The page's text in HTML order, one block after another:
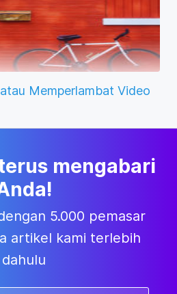
Memperlambat Video
mengabari
5.000 pemasar
artikel kami terlebih
dahulu